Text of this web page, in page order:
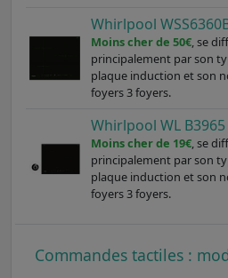
Whirlpool
Moins cher de 50€, se
principalement par son
plaque induction et son
foyers 3 foyers.
Whirlpool WL B3965
Moins cher de 19€, se
principalement par son
plaque induction et son
foyers 3 foyers.
Commandes tactiles :